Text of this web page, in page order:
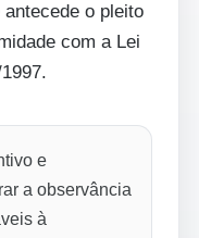
o pleito
com a Lei
e
a observância
à